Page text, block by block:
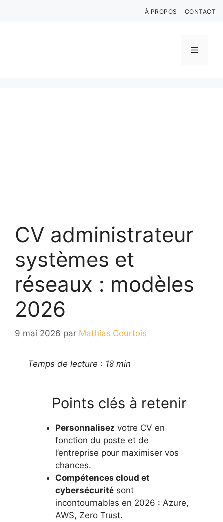
À PROPOS CONTACT
Menu
CV administrateur
systèmes et
réseaux : modèles
2026
9 mai 2026 par Mathias Courtois
Temps de lecture : 18 min
Points clés à retenir
Personnalisez votre CV en
fonction du poste et de
l’entreprise pour maximiser vos
chances.
Compétences cloud et
cybersécurité sont
incontournables en 2026 : Azure,
AWS, Zero Trust.